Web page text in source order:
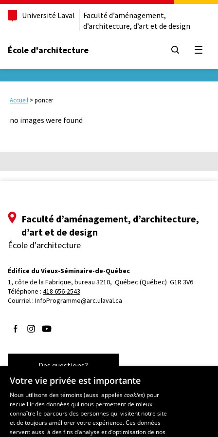
Université Laval
Faculté d’aménagement,
d’architecture, d’art et de design
École d'architecture
Accueil >poncer
no images were found
Faculté d’aménagement, d’architecture,
d’art et de design
École d'architecture
Édifice du Vieux-Séminaire-de-Québec
1, côte de la Fabrique, bureau 3210, Québec (Québec)  G1R 3V6
Téléphone : 418 656-2543
Courriel : InfoProgramme@arc.ulaval.ca
Suivez-nous sur Facebook
Suivez-nous sur Instagram
Suivez-nous sur YouTube
Des questions?
Les écoles et la recherche
École d’art
École supérieure d’aménagement du territoire et de développement
Votre vie privée est importante
Nous utilisons des témoins (aussi appeléscookies) pour
recueillir des données qui nous permettent de mieux
connaître le parcours des personnes qui visitent notre site
et de toujours améliorer votre expérience. Ces données
servent aussi à des fins d’analyse et d’optimisation de nos